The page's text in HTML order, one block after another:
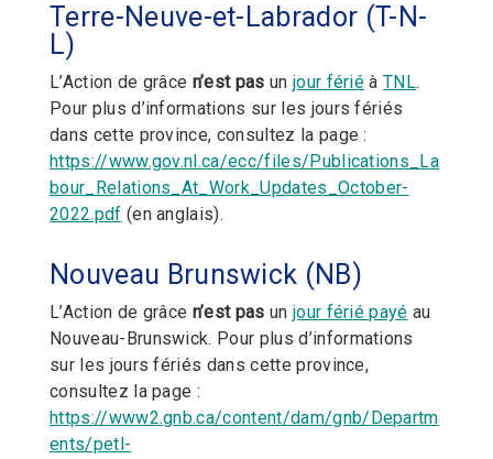
Terre-Neuve-et-Labrador (T-N-
L)
L’Action de grâce n’est pas un jour férié àTNL.
Pour plus d’informations sur les jours fériés
dans cette province, consultez la page :
https://www.gov.nl.ca/ecc/files/Publications_La
bour_Relations_At_Work_Updates_October-
2022.pdf (en anglais).
Nouveau Brunswick (NB)
L’Action de grâce n’est pas un jour férié payé au
Nouveau-Brunswick. Pour plus d’informations
sur les jours fériés dans cette province,
consultez la page :
https://www2.gnb.ca/content/dam/gnb/Departm
ents/petl-